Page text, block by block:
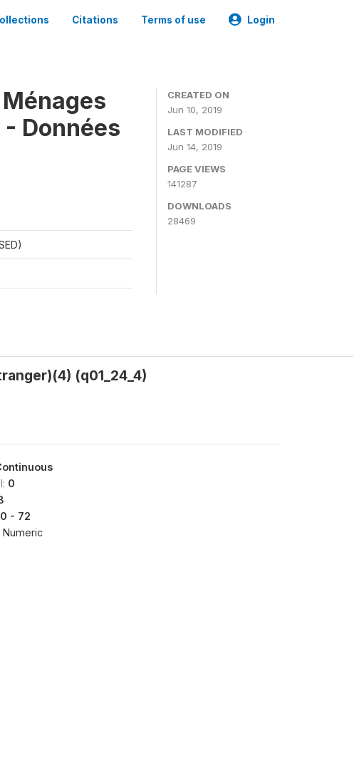
Citations Terms of use Login
Données
CREATED ON
Jun 10, 2019
LAST MODIFIED
Jun 14, 2019
PAGE VIEWS
141287
DOWNLOADS
28469
(q01_24_4)
0
0 - 72
Numeric